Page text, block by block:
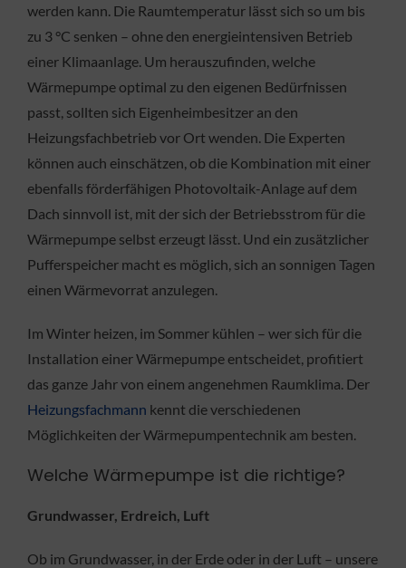
werden kann. Die Raumtemperatur lässt sich so um bis
zu 3 °C senken – ohne den energieintensiven Betrieb
einer Klimaanlage. Um herauszufinden, welche
Wärmepumpe optimal zu den eigenen Bedürfnissen
passt, sollten sich Eigenheimbesitzer an den
Heizungsfachbetrieb vor Ort wenden. Die Experten
können auch einschätzen, ob die Kombination mit einer
ebenfalls förderfähigen Photovoltaik-Anlage auf dem
Dach sinnvoll ist, mit der sich der Betriebsstrom für die
Wärmepumpe selbst erzeugt lässt. Und ein zusätzlicher
Pufferspeicher macht es möglich, sich an sonnigen Tagen
einen Wärmevorrat anzulegen.
Im Winter heizen, im Sommer kühlen – wer sich für die
Installation einer Wärmepumpe entscheidet, profitiert
das ganze Jahr von einem angenehmen Raumklima. Der
Heizungsfachmann kennt die verschiedenen
Möglichkeiten der Wärmepumpentechnik am besten.
Welche Wärmepumpe ist die richtige?
Grundwasser, Erdreich, Luft
Ob im Grundwasser, in der Erde oder in der Luft – unsere